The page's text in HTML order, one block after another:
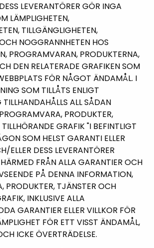
LEVERANTÖRER GÖR INGA
LÄMPLIGHETEN,
TILLGÄNGLIGHETEN,
NOGGRANNHETEN HOS
PROGRAMVARAN, PRODUKTERNA,
DEN RELATERADE GRAFIKEN SOM
FÖR NÅGOT ÄNDAMÅL. I
SOM TILLÅTS ENLIGT
TILLHANDAHÅLLS ALL SÅDAN
PRODUKTER,
GRAFIK "I BEFINTLIGT
SOM HELST GARANTI ELLER
ELLER DESS LEVERANTÖRER
FRÅN ALLA GARANTIER OCH
PÅ DENNA INFORMATION,
PRODUKTER, TJÄNSTER OCH
INKLUSIVE ALLA
GARANTIER ELLER VILLKOR FÖR
FÖR ETT VISST ÄNDAMÅL,
ICKE ÖVERTRÄDELSE.